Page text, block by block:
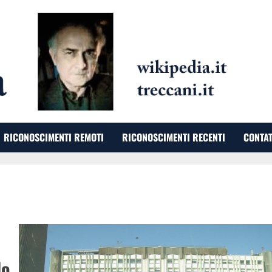
RICONOSCIMENTI REMOTI RICONOSCIMENTI RECENTI